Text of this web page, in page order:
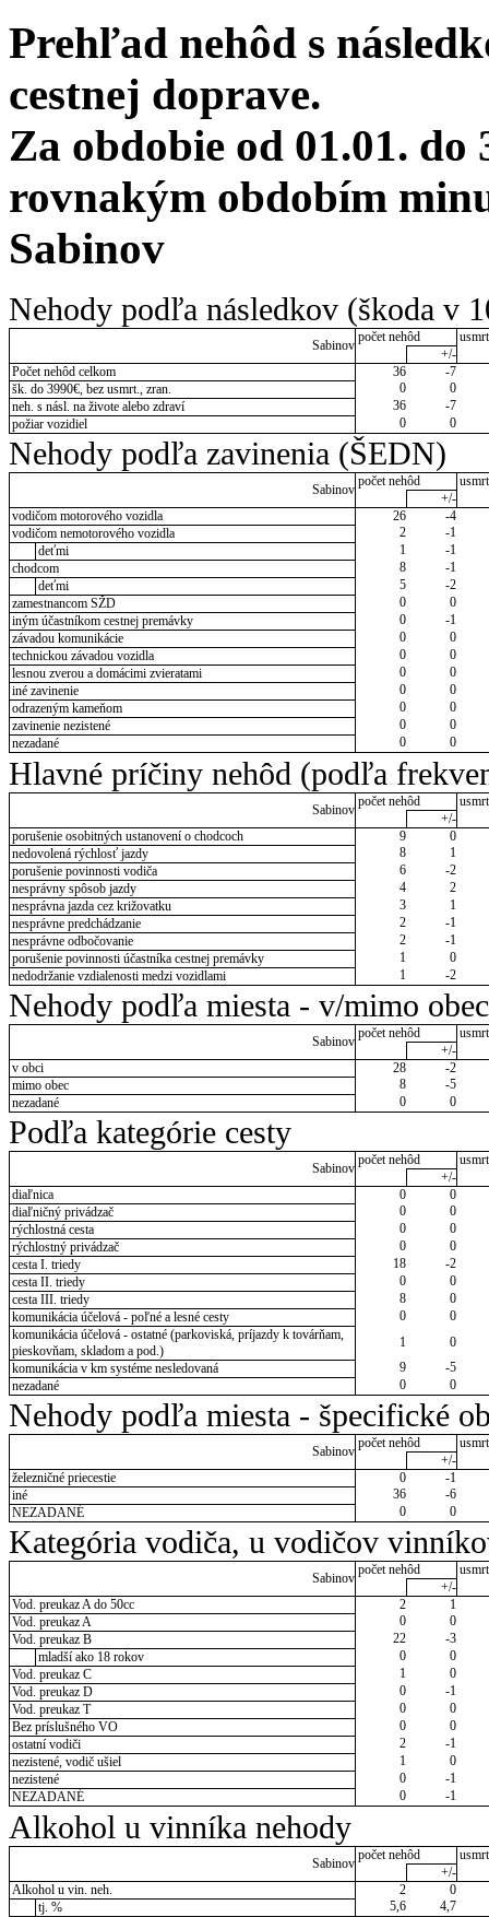
Prehľad nehôd s
cestnej doprave.
Za obdobie od 01.01. do
rovnakým obdobím
Sabinov
Nehody podľa následkov (škoda v
Sabinov
počet nehôd
+/-
Počet nehôd celkom
36
-7
šk. do 3990€, bez usmrt., zran.
0
0
neh. s násl. na živote alebo zdraví
36
-7
požiar vozidiel
0 0
Nehody podľa zavinenia (ŠEDN)
Sabinov
počet nehôd
+/-
vodičom motorového vozidla
26
-4
vodičom nemotorového vozidla
2
-1
deťmi
1
-1
chodcom
8
-1
deťmi
5
-2
zamestnancom SŽD
0
0
iným účastníkom cestnej premávky
0
-1
závadou komunikácie
0
0
technickou závadou vozidla
0
0
lesnou zverou a domácimi zvieratami
0
0
iné zavinenie
0
0
odrazeným kameňom
0
0
zavinenie nezistené
0
0
nezadané
0 0
Hlavné príčiny nehôd (podľa
Sabinov
počet nehôd
+/-
porušenie osobitných ustanovení o chodcoch
9
0
nedovolená rýchlosť jazdy
8
1
porušenie povinnosti vodiča
6
-2
nesprávny spôsob jazdy
4
2
nesprávna jazda cez križovatku
3
1
nesprávne predchádzanie
2
-1
nesprávne odbočovanie
2
-1
porušenie povinnosti účastníka cestnej premávky
1
0
nedodržanie vzdialenosti medzi vozidlami
1 -2
Nehody podľa miesta - v/mimo obec
Sabinov
počet nehôd
+/-
v obci
28
-2
mimo obec
8
-5
nezadané
0 0
Podľa kategórie cesty
Sabinov
počet nehôd
+/-
diaľnica
0
0
diaľničný privádzač
0
0
rýchlostná cesta
0
0
rýchlostný privádzač
0
0
cesta I. triedy
18
-2
cesta II. triedy
0
0
cesta III. triedy
8
0
komunikácia účelová - poľné a lesné cesty
0
0
komunikácia účelová - ostatné (parkoviská, príjazdy k továrňam,
pieskovňam, skladom a pod.)
1
0
komunikácia v km systéme nesledovaná
9
-5
nezadané
0 0
Nehody podľa miesta - špecifické
Sabinov
počet nehôd
+/-
železničné priecestie
0
-1
iné
36
-6
NEZADANÉ
0 0
Kategória vodiča, u vodičov
Sabinov
počet nehôd
+/-
Vod. preukaz A do 50cc
2
1
Vod. preukaz A
0
0
Vod. preukaz B
22
-3
mladší ako 18 rokov
0
0
Vod. preukaz C
1
0
Vod. preukaz D
0
-1
Vod. preukaz T
0
0
Bez príslušného VO
0
0
ostatní vodiči
2
-1
nezistené, vodič ušiel
1
0
nezistené
0
-1
NEZADANÉ
0 -1
Alkohol u vinníka nehody
Sabinov
počet nehôd
+/-
Alkohol u vin. neh.
2
0
tj. %
5,6 4,7